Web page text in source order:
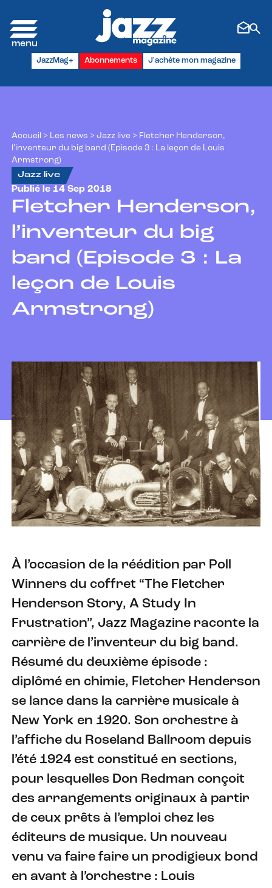
JazzMag+ Abonnements J'achète mon magazine
Accueil > Les news > Jazz live > Fletcher Henderson,
l’inventeur du big band (Episode 3 : La leçon de Louis
Armstrong)
Jazz live
Publié le 14 Sep 2018
Fletcher Henderson,
l’inventeur du big
band (Episode 3 : La
leçon de Louis
Armstrong)
À l’occasion de la réédition par Poll
Winners du coffret “The Fletcher
Henderson Story, A Study In
Frustration”, Jazz Magazine raconte la
carrière de l’inventeur du big band.
Résumé du deuxième épisode :
diplômé en chimie, Fletcher Henderson
se lance dans la carrière musicale à
New York en 1920. Son orchestre à
l’affiche du Roseland Ballroom depuis
l’été 1924 est constitué en sections,
pour lesquelles Don Redman conçoit
des arrangements originaux à partir
de ceux prêts à l’emploi chez les
éditeurs de musique. Un nouveau
venu va faire faire un prodigieux bond
en avant à l’orchestre : Louis